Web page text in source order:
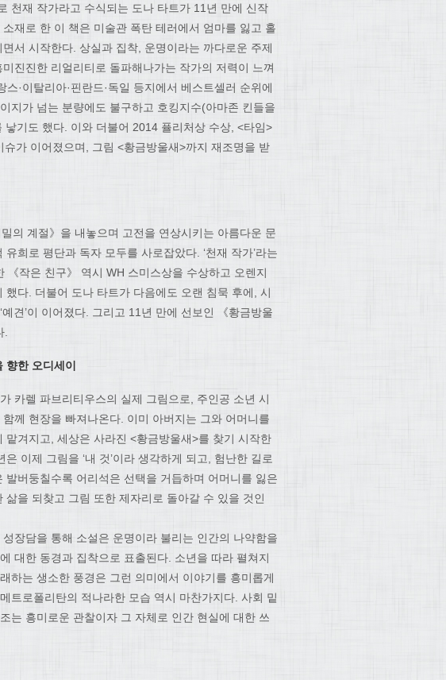
천재 작가라고 수식되는 도나 타트가 11년 만에 신작
재로 한 이 책은 미술관 폭탄 테러에서 엄마를 잃고 홀
서 시작한다. 상실과 집착, 운명이라는 까다로운 주제
진진한 리얼리티로 돌파해나가는 작가의 저력이 느껴
·이탈리아·핀란드·독일 등지에서 베스트셀러 순위에
지가 넘는 분량에도 불구하고 호킹지수(아마존 킨들을
기도 했다. 이와 더불어 2014 퓰리처상 수상, <타임>
슈가 이어졌으며, 그림 <황금방울새>까지 재조명을 받
의 계절》을 내놓으며 고전을 연상시키는 아름다운 문
희로 평단과 독자 모두를 사로잡았다. ‘천재 작가’라는
작은 친구》 역시 WH 스미스상을 수상하고 오렌지
다. 더불어 도나 타트가 다음에도 오랜 침묵 후에, 시
견’이 이어졌다. 그리고 11년 만에 선보인 《황금방울
.
향한 오디세이
카렐 파브리티우스의 실제 그림으로, 주인공 소년 시
께 현장을 빠져나온다. 이미 아버지는 그와 어머니를
겨지고, 세상은 사라진 <황금방울새>를 찾기 시작한
이제 그림을 ‘내 것’이라 생각하게 되고, 험난한 길로
버둥칠수록 어리석은 선택을 거듭하며 어머니를 잃은
을 되찾고 그림 또한 제자리로 돌아갈 수 있을 것인
장담을 통해 소설은 운명이라 불리는 인간의 나약함을
대한 동경과 집착으로 표출된다. 소년을 따라 펼쳐지
하는 생소한 풍경은 그런 의미에서 이야기를 흥미롭게
트로폴리탄의 적나라한 모습 역시 마찬가지다. 사회 밑
는 흥미로운 관찰이자 그 자체로 인간 현실에 대한 쓰